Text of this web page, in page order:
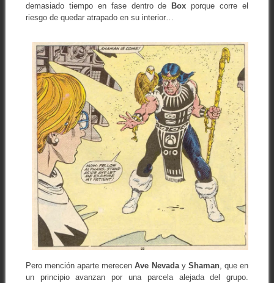
demasiado tiempo en fase dentro deBox porque corre el
riesgo de quedar atrapado en su interior…
Pero mención aparte merecenAve Nevaday Shaman, que en
un principio avanzan por una parcela alejada del grupo.